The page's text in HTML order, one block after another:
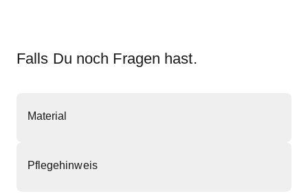
Falls Du noch Fragen hast.
Material
Pflegehinweis